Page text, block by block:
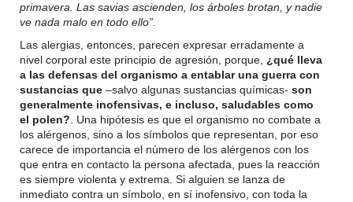
primavera. Las savias ascienden, los árboles brotan, y nadie
ve nada malo en todo ello”.
Las alergias, entonces, parecen expresar erradamente a
nivel corporal este principio de agresión, porque, ¿qué lleva
a las defensas del organismo a entablar una guerra con
sustancias que –salvo algunas sustancias químicas- son
generalmente inofensivas, e incluso, saludables como
el polen? . Una hipótesis es que el organismo no combate a
los alérgenos, sino a los símbolos que representan, por eso
carece de importancia el número de los alérgenos con los
que entra en contacto la persona afectada, pues la reacción
es siempre violenta y extrema. Si alguien se lanza de
inmediato contra un símbolo, en sí inofensivo, con toda la